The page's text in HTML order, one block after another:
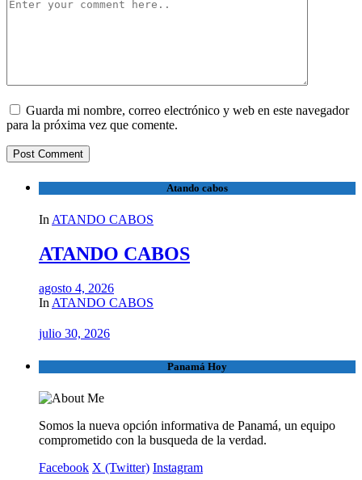
Guarda mi nombre, correo electrónico y web en este navegador
para la próxima vez que comente.
Atando cabos
In ATANDO CABOS
ATANDO CABOS
agosto 4, 2026
In ATANDO CABOS
julio 30, 2026
Panamá Hoy
Somos la nueva opción informativa de Panamá, un equipo
comprometido con la busqueda de la verdad.
Facebook X (Twitter) Instagram